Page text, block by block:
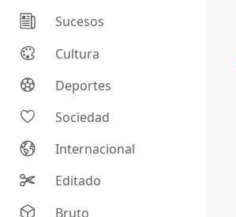
Sucesos
Cultura
Deportes
Sociedad
Internacional
Editado
Bruto